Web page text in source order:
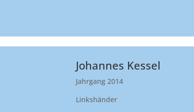
Johannes Kessel
Jahrgang 2014
Linkshänder